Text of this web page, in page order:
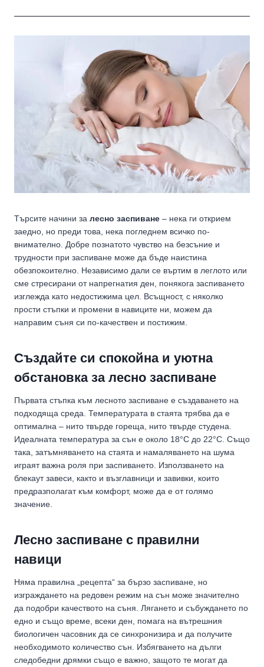
Търсите начини за лесно заспиване – нека ги открием
заедно, но преди това, нека погледнем всичко по-
внимателно. Добре познатото чувство на безсъние и
трудности при заспиване може да бъде наистина
обезпокоително. Независимо дали се въртим в леглото или
сме стресирани от напрегнатия ден, понякога заспиването
изглежда като недостижима цел. Всъщност, с няколко
прости стъпки и промени в навиците ни, можем да
направим съня си по-качествен и постижим.
Създайте си спокойна и уютна
обстановка за лесно заспиване
Първата стъпка към лесното заспиване е създаването на
подходяща среда. Температурата в стаята трябва да е
оптимална – нито твърде гореща, нито твърде студена.
Идеалната температура за сън е около 18°C до 22°C. Също
така, затъмняването на стаята и намаляването на шума
играят важна роля при заспиването. Използването на
блекаут завеси, както и възглавници и завивки, които
предразполагат към комфорт, може да е от голямо
значение.
Лесно заспиване с правилни
навици
Няма правилна „рецепта“ за бързо заспиване, но
изграждането на редовен режим на сън може значително
да подобри качеството на съня. Лягането и събуждането по
едно и също време, всеки ден, помага на вътрешния
биологичен часовник да се синхронизира и да получите
необходимото количество сън. Избягването на дълги
следобедни дрямки също е важно, защото те могат да